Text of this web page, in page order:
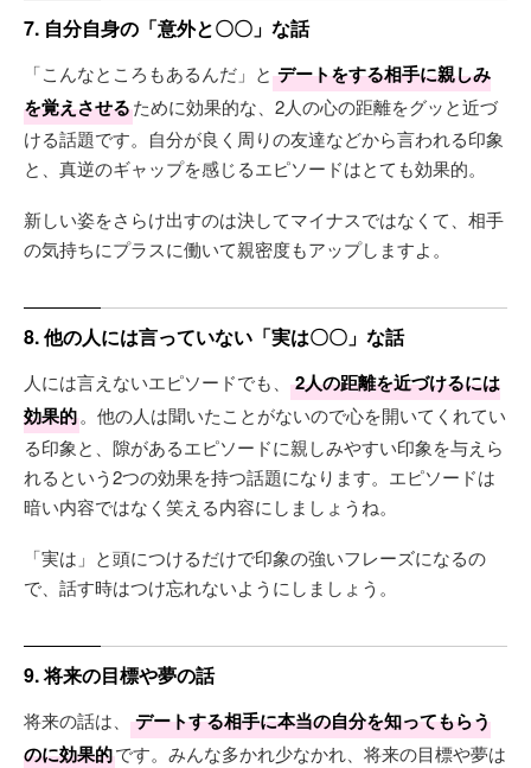
7. 自分自身の「意外と〇〇」な話
「こんなところもあるんだ」と デートをする相手に親しみ
を覚えさせるために効果的な、2人の心の距離をグッと近づ
ける話題です。自分が良く周りの友達などから言われる印象
と、真逆のギャップを感じるエピソードはとても効果的。
新しい姿をさらけ出すのは決してマイナスではなくて、相手
の気持ちにプラスに働いて親密度もアップしますよ。
8. 他の人には言っていない「実は〇〇」な話
人には言えないエピソードでも、
2人の距離を近づけるには
効果的。他の人は聞いたことがないので心を開いてくれてい
る印象と、隙があるエピソードに親しみやすい印象を与えら
れるという2つの効果を持つ話題になります。エピソードは
暗い内容ではなく笑える内容にしましょうね。
「実は」と頭につけるだけで印象の強いフレーズになるの
で、話す時はつけ忘れないようにしましょう。
9. 将来の目標や夢の話
将来の話は、
デートする相手に本当の自分を知ってもらう
のに効果的です。みんな多かれ少なかれ、将来の目標や夢は